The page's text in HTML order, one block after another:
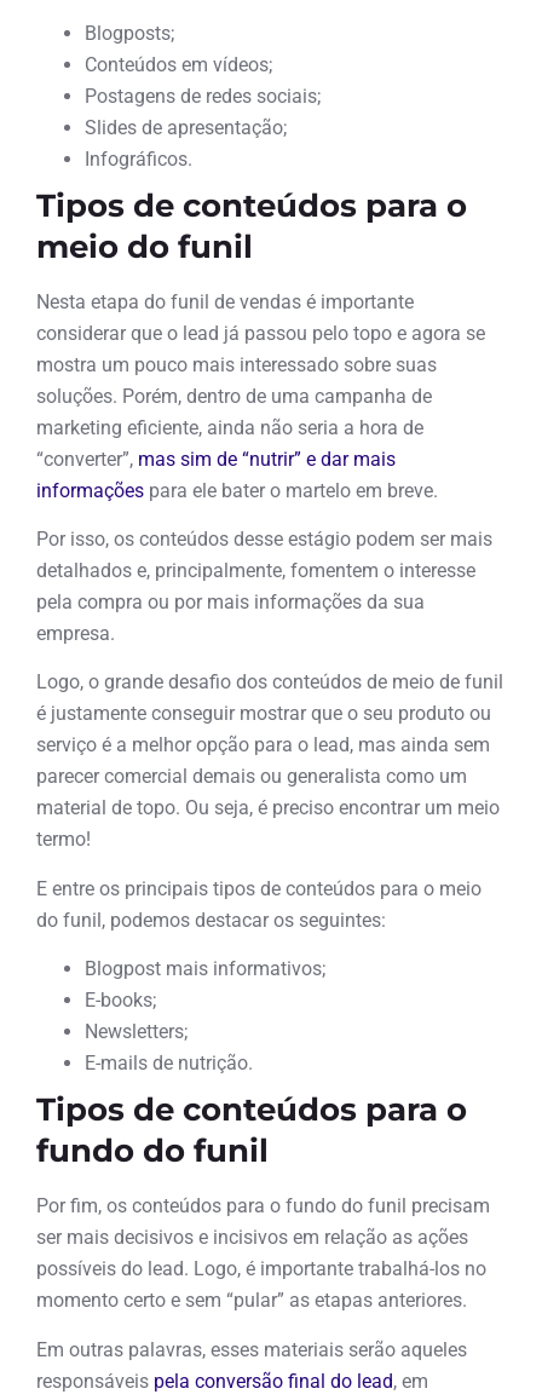
Blogposts;
Conteúdos em vídeos;
Postagens de redes sociais;
Slides de apresentação;
Infográficos.
Tipos de conteúdos para o
meio do funil
Nesta etapa do funil de vendas é importante
considerar que o lead já passou pelo topo e agora se
mostra um pouco mais interessado sobre suas
soluções. Porém, dentro de uma campanha de
marketing eficiente, ainda não seria a hora de
“converter”, mas sim de “nutrir” e dar mais
informações para ele bater o martelo em breve.
Por isso, os conteúdos desse estágio podem ser mais
detalhados e, principalmente, fomentem o interesse
pela compra ou por mais informações da sua
empresa.
Logo, o grande desafio dos conteúdos de meio de funil
é justamente conseguir mostrar que o seu produto ou
serviço é a melhor opção para o lead, mas ainda sem
parecer comercial demais ou generalista como um
material de topo. Ou seja, é preciso encontrar um meio
termo!
E entre os principais tipos de conteúdos para o meio
do funil, podemos destacar os seguintes:
Blogpost mais informativos;
E-books;
Newsletters;
E-mails de nutrição.
Tipos de conteúdos para o
fundo do funil
Por fim, os conteúdos para o fundo do funil precisam
ser mais decisivos e incisivos em relação as ações
possíveis do lead. Logo, é importante trabalhá-los no
momento certo e sem “pular” as etapas anteriores.
Em outras palavras, esses materiais serão aqueles
responsáveis pela conversão final do lead, em